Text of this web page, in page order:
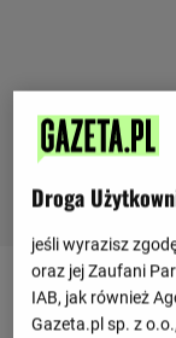
Relacja z
Charleroi
Droga
jeśli wyrazisz
oraz jej Zaufani
IAB, jak również
Gazeta.pl sp. z